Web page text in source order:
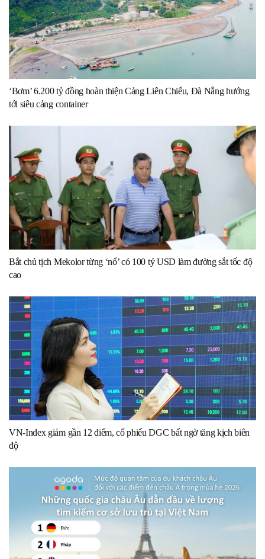
‘Bơm’ 6.200 tỷ đồng hoàn thiện Cảng Liên Chiểu, Đà Nẵng hướng
tới siêu cảng container
Bắt chủ tịch Mekolor từng ‘nổ’ có 100 tỷ USD làm đường sắt tốc độ
cao
VN-Index giảm gần 12 điểm, cổ phiếu DGC bất ngờ tăng kịch biên
độ